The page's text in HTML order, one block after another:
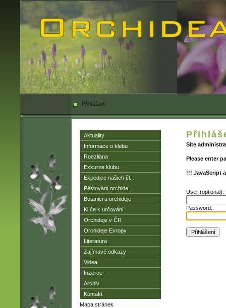
Přihlášení
Aktuality
Informace o klubu
Roezliana
Exkurze klubu
Expedice našich čl...
Pěstování orchide...
Botanici a orchideje
Klíče k určování
Orchideje v ČR
Orchideje Evropy
Literatura
Zajímavé odkazy
Videa
Inzerce
Archiv
Kontakt
Mapa stránek
Site
Please enter
!!! JavaScript
User (optional):
Password: